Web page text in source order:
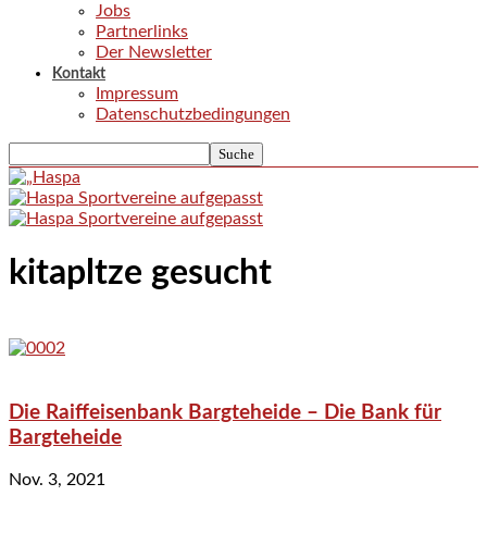
Jobs
Partnerlinks
Der Newsletter
Kontakt
Impressum
Datenschutzbedingungen
kitapltze gesucht
Die Raiffeisenbank Bargteheide – Die Bank für
Bargteheide
Nov. 3, 2021